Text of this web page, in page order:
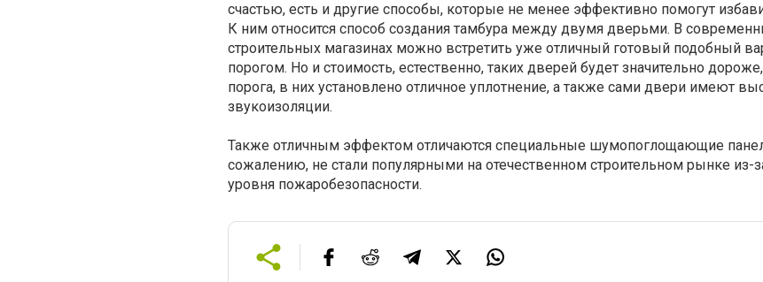
счастью, есть и другие способы, которые не менее эффективно помогут
К ним относится способ создания тамбура между двумя дверьми. В
строительных магазинах можно встретить уже отличный готовый подобный
порогом. Но и стоимость, естественно, таких дверей будет значительно
порога, в них установлено отличное уплотнение, а также сами двери имеют
звукоизоляции.
Также отличным эффектом отличаются специальные шумопоглощающие
сожалению, не стали популярными на отечественном строительном рынке из-
уровня пожаробезопасности.